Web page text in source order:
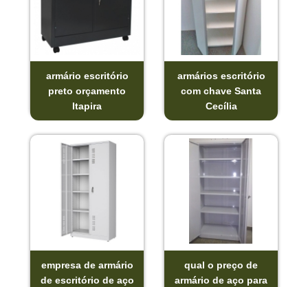
armário escritório
preto orçamento
Itapira
armários escritório
com chave Santa
Cecília
empresa de armário
de escritório de aço
qual o preço de
armário de aço para